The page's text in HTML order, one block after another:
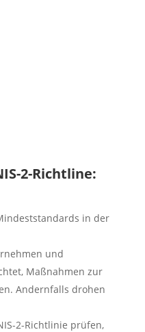
2-Richtline:
in der
und
Maßnahmen zur
Andernfalls drohen
2-Richtlinie prüfen,